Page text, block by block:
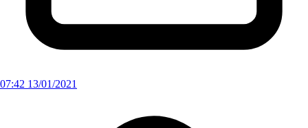
07:42 13/01/2021